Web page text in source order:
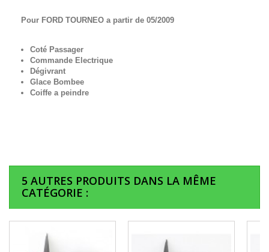
Pour FORD TOURNEO a partir de 05/2009
Coté Passager
Commande Electrique
Dégivrant
Glace Bombee
Coiffe a peindre
5 AUTRES PRODUITS DANS LA MÊME
CATÉGORIE :